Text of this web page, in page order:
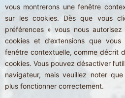
vous montrerons une fenêtre
sur les cookies. Dès que vous
préférences » vous nous
cookies et d’extensions que
fenêtre contextuelle, comme décrit
cookies. Vous pouvez désactiver
navigateur, mais veuillez noter
plus fonctionner correctement.